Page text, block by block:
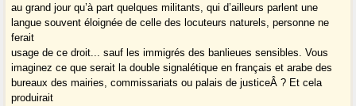
au grand jour qu’à part quelques militants, qui d’ailleurs parlent une
langue souvent éloignée de celle des locuteurs naturels, personne ne
ferait
usage de ce droit... sauf les immigrés des banlieues sensibles. Vous
imaginez ce que serait la double signalétique en français et arabe des
bureaux des mairies, commissariats ou palais de justiceÂ ? Et cela
produirait